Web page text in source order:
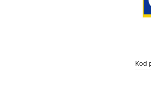
Kod